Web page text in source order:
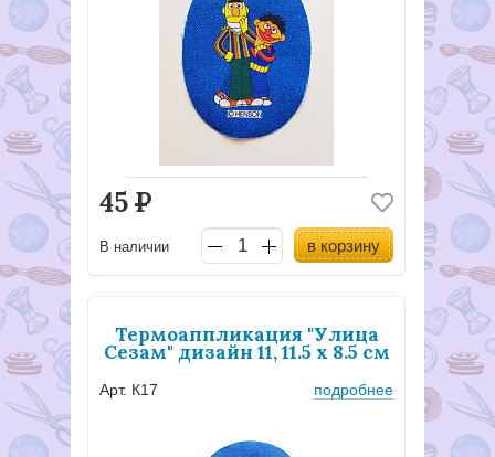
45Р
В наличии в корзину
Термоаппликация "Улица
Сезам" дизайн 11, 11.5 х 8.5 см
Арт. К17 подробнее